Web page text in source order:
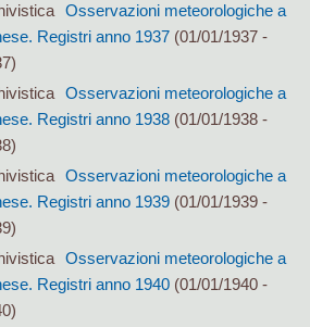
Osservazioni meteorologiche a
Registri anno 1937(01/01/1937 -
Osservazioni meteorologiche a
Registri anno 1938(01/01/1938 -
Osservazioni meteorologiche a
Registri anno 1939(01/01/1939 -
Osservazioni meteorologiche a
Registri anno 1940(01/01/1940 -